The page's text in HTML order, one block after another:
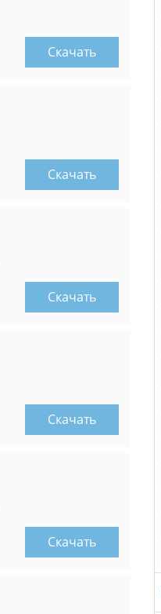
Скачать
Скачать
Скачать
Скачать
Скачать